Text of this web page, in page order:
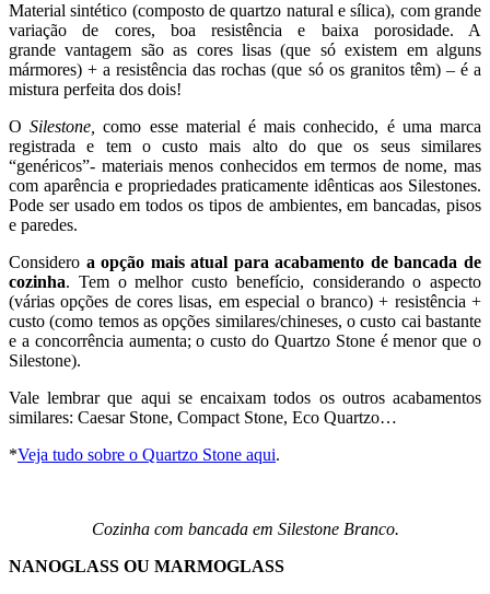
Material sintético (composto de quartzo natural e sílica), com grande
variação de cores, boa resistência e baixa porosidade. A
grande vantagem são as cores lisas (que só existem em alguns
mármores) + a resistência das rochas (que só os granitos têm) – é a
mistura perfeita dos dois!
O Silestone,
como esse material é mais conhecido, é uma marca
registrada e tem o custo mais alto do que os seus similares
“genéricos”- materiais menos conhecidos em termos de nome, mas
com aparência e propriedades praticamente idênticas aos Silestones.
Pode ser usado em todos os tipos de ambientes, em bancadas, pisos
e paredes.
Considero a opção mais atual para acabamento de bancada de
cozinha. Tem o melhor custo benefício, considerando o aspecto
(várias opções de cores lisas, em especial o branco) + resistência +
custo (como temos as opções similares/chineses, o custo cai bastante
e a concorrência aumenta; o custo do Quartzo Stone é menor que o
Silestone).
Vale lembrar que aqui se encaixam todos os outros acabamentos
similares: Caesar Stone, Compact Stone, Eco Quartzo…
*Veja tudo sobre o Quartzo Stone aqui.
Cozinha com bancada em Silestone Branco.
NANOGLASS OU MARMOGLASS